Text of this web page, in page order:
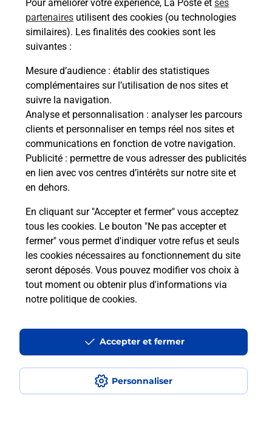
Pour améliorer votre expérience, La Poste et ses
partenaires utilisent des cookies (ou technologies
similaires). Les finalités des cookies sont les
suivantes :
Mesure d’audience : établir des statistiques
complémentaires sur l’utilisation de nos sites et
suivre la navigation.
Analyse et personnalisation : analyser les parcours
clients et personnaliser en temps réel nos sites et
communications en fonction de votre navigation.
Publicité : permettre de vous adresser des publicités
en lien avec vos centres d’intérêts sur notre site et
en dehors.
En cliquant sur "Accepter et fermer" vous acceptez
tous les cookies. Le bouton "Ne pas accepter et
fermer" vous permet d'indiquer votre refus et seuls
les cookies nécessaires au fonctionnement du site
seront déposés. Vous pouvez modifier vos choix à
tout moment ou obtenir plus d'informations via
notre politique de cookies.
Personnaliser
Accepter et fermer
Saint Jean D Aubrigoux
Itinéraire
Boîte aux Lettres La Poste
Prochaine collecte du courrierlundià 08h30
10 Chemin Du Ruisseau
43500
Saint Jean D Aubrigoux
Itinéraire
Le lien s'ouvre dans un nouvel onglet
Localiser Liste Boîtes aux lettres
Haute-Loire
Saint Jean D Aubrigoux
Accessibilité : partiellement conforme
Conditions contractuelles
Mentions légales